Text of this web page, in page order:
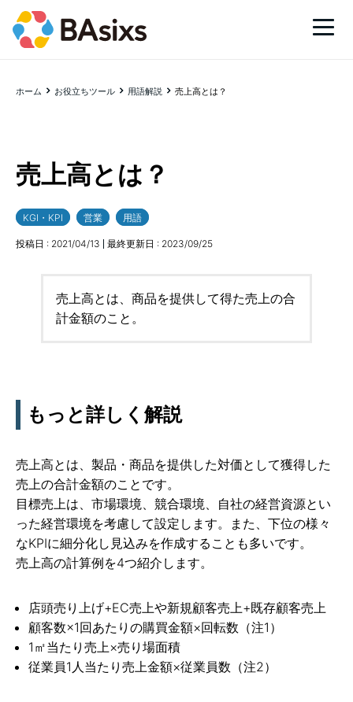
ホーム お役立ちツール 用語解説 売上高とは？
売上高とは？
KGI・KPI 営業 用語
投稿日 : 2021/04/13 最終更新日 : 2023/09/25
売上高とは、商品を提供して得た売上の合
計金額のこと。
もっと詳しく解説
売上高とは、製品・商品を提供した対価として獲得した
売上の合計金額のことです。
目標売上は、市場環境、競合環境、自社の経営資源とい
った経営環境を考慮して設定します。また、下位の様々
なKPIに細分化し見込みを作成することも多いです。
売上高の計算例を4つ紹介します。
店頭売り上げ+EC売上や新規顧客売上+既存顧客売上
顧客数×1回あたりの購買金額×回転数（注1）
1㎡当たり売上×売り場面積
従業員1人当たり売上金額×従業員数（注2）